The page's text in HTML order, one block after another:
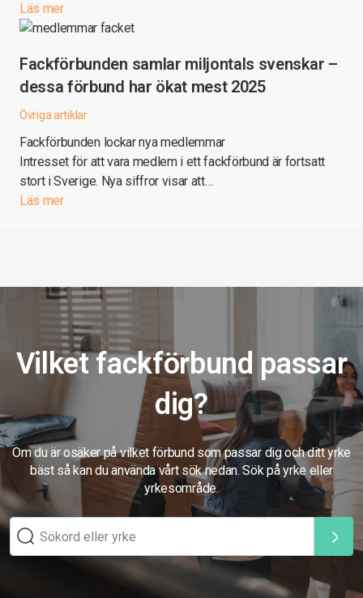
Läs mer
Fackförbunden samlar miljontals svenskar –
dessa förbund har ökat mest 2025
Övriga artiklar
Fackförbunden lockar nya medlemmar
Intresset för att vara medlem i ett fackförbund är fortsatt
stort i Sverige. Nya siffror visar att…
Läs mer
Vilket fackförbund passar
dig?
Om du är osäker på vilket förbund som passar dig och ditt yrke
bäst så kan du använda vårt sök nedan. Sök på yrke eller
yrkesområde.